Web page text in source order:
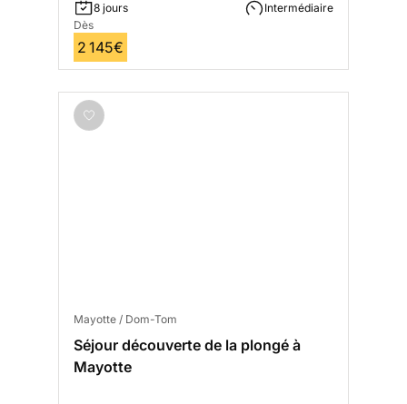
8 jours
Intermédiaire
Dès
2 145€
Mayotte / Dom-Tom
Séjour découverte de la plongé à
Mayotte